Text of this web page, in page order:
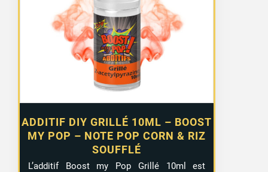
ADDITIF DIY GRILLÉ 10ML – BOOST
MY POP – NOTE POP CORN & RIZ
SOUFFLÉ
L’additif Boost my Pop Grillé 10ml est